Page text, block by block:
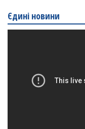
Єдині новини